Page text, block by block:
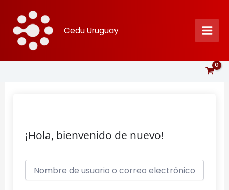
contenido
Cedu Uruguay
¡Hola, bienvenido de nuevo!